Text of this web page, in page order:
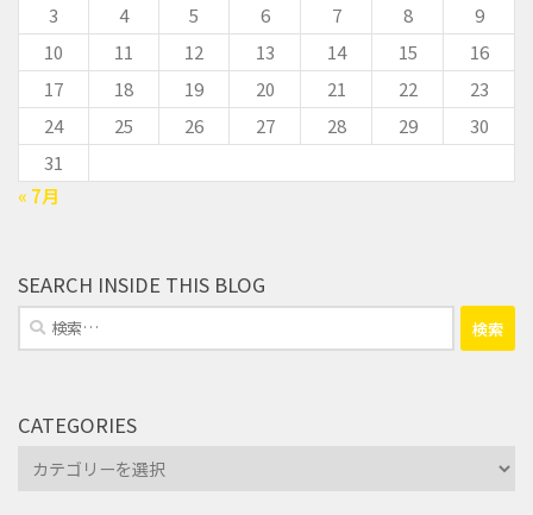
3 4 5 6 7 8
9
10
11 12 13 14 15
16
17
18 19 20 21 22
23
24
25 26 27 28 29
30
31
« 7月
SEARCH INSIDE THIS BLOG
検
索:
CATEGORIES
Categories